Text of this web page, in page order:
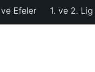
Efeler 1. ve 2. Lig